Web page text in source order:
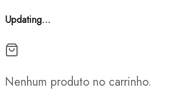
Updating…
Nenhum produto no carrinho.